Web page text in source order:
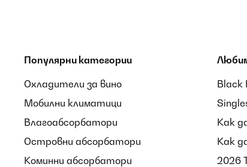
Популярни категории
Охладители за вино
Мобилни климатици
Влагоабсорбатори
Островни абсорбатори
Коминни абсорбатори
Black
Как
Как
2026